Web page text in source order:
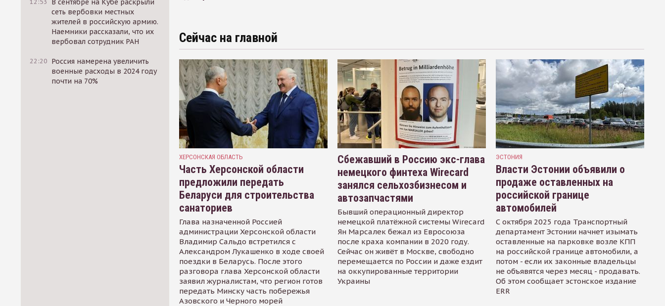
12:53
В сентябре на Кубе раскрыли
сеть вербовки местных
жителей в российскую армию.
Наемники рассказали, что их
вербовал сотрудник РАН
22:20 Россия намерена увеличить
военные расходы в 2024 году
почти на 70%
Сейчас на главной
ХЕРСОНСКАЯ ОБЛАСТЬ
Часть Херсонской области
предложили передать
Беларуси для строительства
санаториев
Глава назначенной Россией
администрации Херсонской области
Владимир Сальдо встретился с
Александром Лукашенко в ходе своей
поездки в Беларусь. После этого
разговора глава Херсонской области
заявил журналистам, что регион готов
передать Минску часть побережья
Азовского и Черного морей
Сбежавший в Россию экс-глава
немецкого финтеха Wirecard
занялся сельхозбизнесом и
автозапчастями
Бывший операционный директор
немецкой платёжной системы Wirecard
Ян Марсалек бежал из Евросоюза
после краха компании в 2020 году.
Сейчас он живёт в Москве, свободно
перемещается по России и даже ездит
на оккупированные территории
Украины
ЭСТОНИЯ
Власти Эстонии объявили о
продаже оставленных на
российской границе
автомобилей
С октября 2025 года Транспортный
департамент Эстонии начнет изымать
оставленные на парковке возле КПП
на российской границе автомобили, а
потом - если их законные владельцы
не объявятся через месяц - продавать.
Об этом сообщает эстонское издание
ERR